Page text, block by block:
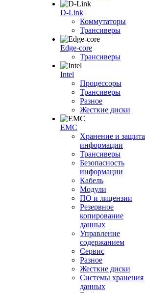
D-Link
Коммутаторы
Трансиверы
Edge-core
Трансиверы
Intel
Процессоры
Трансиверы
Разное
Жесткие диски
EMC
Хранение и защита
информации
Трансиверы
Безопасность
информации
Кабель
Модули
ПО и лицензии
Резервное
копирование
данных
Управление
содержанием
Сервис
Разное
Жесткие диски
Системы хранения
данных